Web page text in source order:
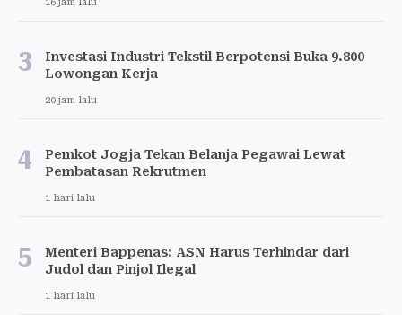
16 jam lalu
3
Investasi Industri Tekstil Berpotensi Buka 9.800
Lowongan Kerja
20 jam lalu
4
Pemkot Jogja Tekan Belanja Pegawai Lewat
Pembatasan Rekrutmen
1 hari lalu
5
Menteri Bappenas: ASN Harus Terhindar dari
Judol dan Pinjol Ilegal
1 hari lalu